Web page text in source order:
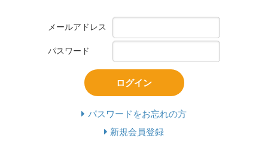
メールアドレス
パスワード
ログイン
パスワードをお忘れの方
新規会員登録